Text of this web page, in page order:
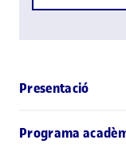
Presentació
Programa